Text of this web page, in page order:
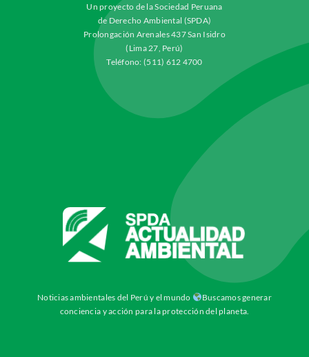
Un proyecto de la Sociedad Peruana
de Derecho Ambiental (SPDA)
Prolongación Arenales 437 San Isidro
(Lima 27, Perú)
Teléfono: (511) 612 4700
Noticias ambientales del Perú y el mundo
Buscamos generar
conciencia y acción para la protección del planeta.